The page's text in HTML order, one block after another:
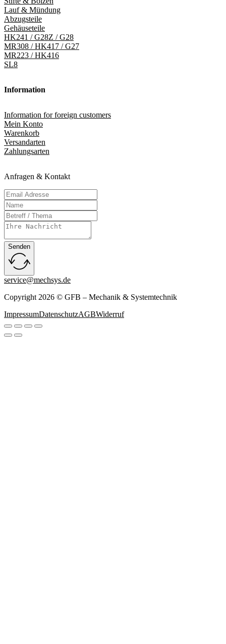
Lauf & Mündung
Abzugsteile
Gehäuseteile
HK241 / G28Z / G28
MR308 / HK417 / G27
MR223 / HK416
SL8
Information
Information for foreign customers
Mein Konto
Warenkorb
Versandarten
Zahlungsarten
Anfragen & Kontakt
Senden
service@mechsys.de
Copyright 2026 © GFB – Mechanik & Systemtechnik
ImpressumDatenschutzAGBWiderruf